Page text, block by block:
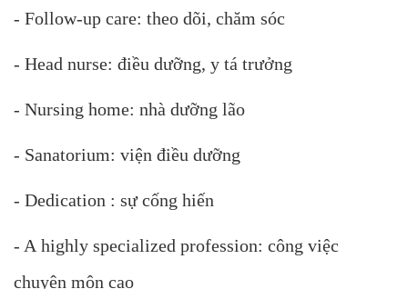
- Follow-up care: theo dõi, chăm sóc
- Head nurse: điều dưỡng, y tá trưởng
- Nursing home: nhà dưỡng lão
- Sanatorium: viện điều dưỡng
- Dedication : sự cống hiến
- A highly specialized profession: công việc
chuyên môn cao